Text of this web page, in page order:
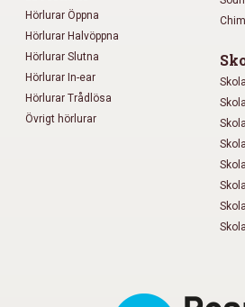
Hörlurar Öppna
Hörlurar Halvöppna
Hörlurar Slutna
Hörlurar In-ear
Hörlurar Trådlösa
Övrigt hörlurar